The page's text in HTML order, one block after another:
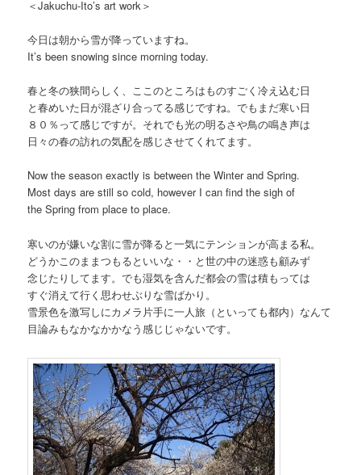
＜Jakuchu-Ito’s art work＞
今日は朝から雪が降っていますね。
It’s been snowing since morning today.
春と冬の狭間らしく、ここのところはものすごく冷え込む日
と春めいた日が混ざり合ってる感じですね。でもまだ寒い日
８０％って感じですが。それでも光の明るさや鳥の鳴き声は
日々の春の訪れの気配を感じさせてくれてます。
Now the season exactly is between the Winter and Spring.
Most days are still so cold, however I can find the sigh of
the Spring from place to place.
寒いのが嫌いな割に雪が降ると一気にテンションが高まる私。
どうかこのままつもるといいな・・と世の中の迷惑も顧みず
念じたりしてます。でも湿気を含んだ都会の雪は積もっては
すぐ消えて行く思わせぶりな雪ばかり。
雪景色を激写しにカメラ片手に一人旅（といっても都内）なんて
目論みもなかなかかなう感じじゃないです。